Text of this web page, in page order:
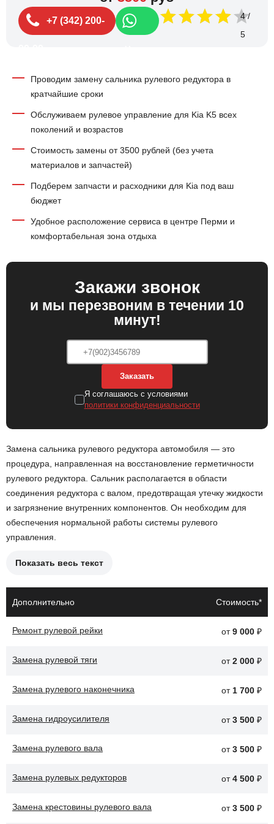
+7 (342) 200- 4
Проводим замену сальника рулевого редуктора в
кратчайшие сроки
Обслуживаем рулевое управление для Kia K5 всех
поколений и возрастов
Стоимость замены от 3500 рублей (без учета
материалов и запчастей)
Подберем запчасти и расходники для Kia под ваш
бюджет
Удобное расположение сервиса в центре Перми и
комфортабельная зона отдыха
Закажи звонок
и мы перезвоним в течении 10
минут!
Заказать
Я соглашаюсь с условиями
политики конфиденциальности
Замена сальника рулевого редуктора автомобиля — это
процедура, направленная на восстановление герметичности
рулевого редуктора. Сальник располагается в области
соединения редуктора с валом, предотвращая утечку жидкости
и загрязнение внутренних компонентов. Он необходим для
обеспечения нормальной работы системы рулевого
управления.
Причины необходимости замены сальника рулевого редуктора:
Износ сальника из-за старения материала.
Проблемы с управляемостью автомобиля.
будет работать более эффективно, что улучшит его
управления.
Показать весь текст
Дополнительно Стоимость*
Ремонт рулевой рейки от9 000 ₽
Замена рулевой тяги от2 000 ₽
Замена рулевого наконечника от 1 700 ₽
Замена гидроусилителя от3 500 ₽
Замена рулевого вала от3 500 ₽
Замена рулевых редукторов от4 500 ₽
Замена крестовины рулевого вала от3 500 ₽